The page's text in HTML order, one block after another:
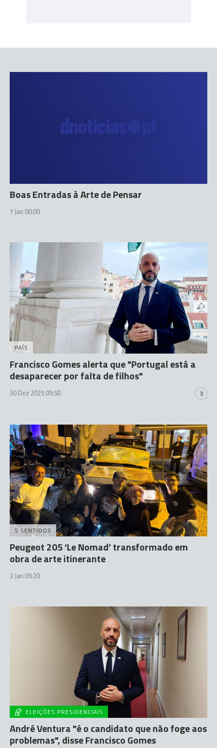
Boas Entradas à Arte de Pensar
1 Jan 00:00
PAÍS
Francisco Gomes alerta que "Portugal está a
desaparecer por falta de filhos"
30 Dez 2025 09:50 3
5 SENTIDOS
Peugeot 205 ‘Le Nomad’ transformado em
obra de arte itinerante
3 Jan 09:20
ELEIÇÕES PRESIDENCIAIS
André Ventura "é o candidato que não foge aos
problemas", disse Francisco Gomes